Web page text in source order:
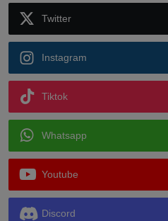
Twitter
Instagram
Tiktok
Whatsapp
Youtube
Discord